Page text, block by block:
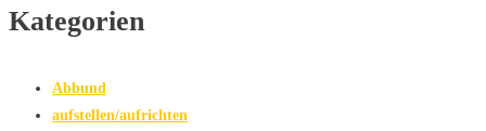
Kategorien
Abbund
aufstellen/aufrichten